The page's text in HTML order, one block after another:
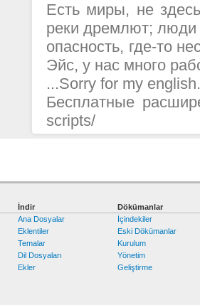
Есть миры, не
реки дремлют; люди
опасность, где-то
Эйс, у нас много
...Sorry for my
Бесплатные
scripts/
İndir
Ana Dosyalar
Eklentiler
Temalar
Dil Dosyaları
Ekler
Dökümanlar
İçindekiler
Eski Dökümanlar
Kurulum
Yönetim
Geliştirme